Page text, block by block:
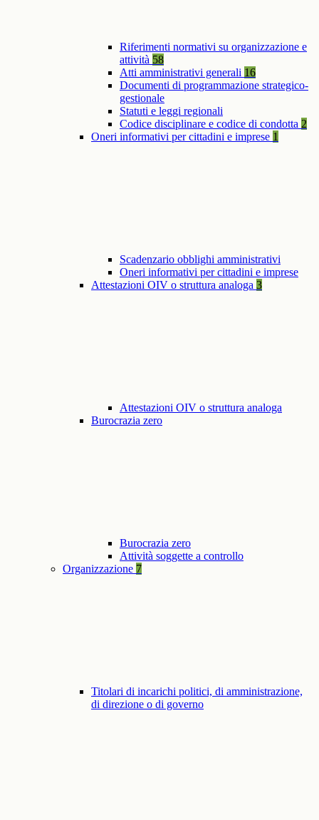
Riferimenti normativi su organizzazione e
attività 58
Atti amministrativi generali 16
Documenti di programmazione strategico-
gestionale
Statuti e leggi regionali
Codice disciplinare e codice di condotta 2
Oneri informativi per cittadini e imprese 1
Scadenzario obblighi amministrativi
Oneri informativi per cittadini e imprese
Attestazioni OIV o struttura analoga 3
Attestazioni OIV o struttura analoga
Burocrazia zero
Burocrazia zero
Attività soggette a controllo
Organizzazione 7
Titolari di incarichi politici, di amministrazione,
di direzione o di governo